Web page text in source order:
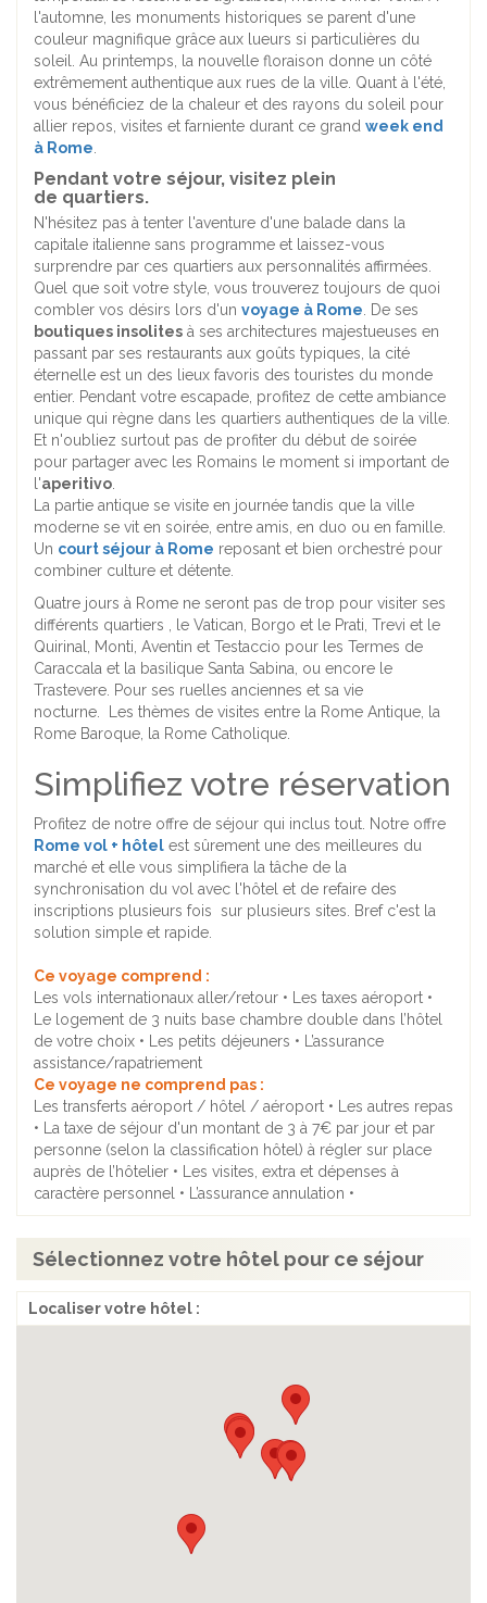
l'automne, les monuments historiques se parent d'une
couleur magnifique grâce aux lueurs si particulières du
soleil. Au printemps, la nouvelle floraison donne un côté
extrêmement authentique aux rues de la ville. Quant à l'été,
vous bénéficiez de la chaleur et des rayons du soleil pour
allier repos, visites et farniente durant ce grand week end
à Rome
Pendant votre séjour, visitez plein
de quartiers.
N'hésitez pas à tenter l'aventure d'une balade dans la
capitale italienne sans programme et laissez-vous
surprendre par ces quartiers aux personnalités affirmées.
Quel que soit votre style, vous trouverez toujours de quoi
combler vos désirs lors d'un voyage à Rome . De ses
boutiques insolites à ses architectures majestueuses en
passant par ses restaurants aux goûts typiques, la cité
éternelle est un des lieux favoris des touristes du monde
entier. Pendant votre escapade, profitez de cette ambiance
unique qui règne dans les quartiers authentiques de la ville.
Et n'oubliez surtout pas de profiter du début de soirée
pour partager avec les Romains le moment si important de
l'aperitivo
La partie antique se visite en journée tandis que la ville
moderne se vit en soirée, entre amis, en duo ou en famille.
Un court séjour à Rome reposant et bien orchestré pour
combiner culture et détente.
Quatre jours à Rome ne seront pas de trop pour visiter ses
différents quartiers , le Vatican, Borgo et le Prati, Trevi et le
Quirinal, Monti, Aventin et Testaccio pour les Termes de
Caraccala et la basilique Santa Sabina, ou encore le
Trastevere. Pour ses ruelles anciennes et sa vie
nocturne. Les thèmes de visites entre la Rome Antique, la
Rome Baroque, la Rome Catholique.
Simplifiez votre réservation
Profitez de notre offre de séjour qui inclus tout. Notre offre
Rome vol + hôtel est sûrement une des meilleures du
marché et elle vous simplifiera la tâche de la
synchronisation du vol avec l'hôtel et de refaire des
inscriptions plusieurs fois sur plusieurs sites. Bref c'est la
solution simple et rapide.
Ce voyage comprend :
Les vols internationaux aller/retour • Les taxes aéroport •
Le logement de 3 nuits base chambre double dans l’hôtel
de votre choix • Les petits déjeuners • L’assurance
assistance/rapatriement
Ce voyage ne comprend pas :
Les transferts aéroport / hôtel / aéroport • Les autres repas
• La taxe de séjour d'un montant de 3 à 7€ par jour et par
personne (selon la classification hôtel) à régler sur place
auprès de l’hôtelier • Les visites, extra et dépenses à
caractère personnel • L’assurance annulation •
Sélectionnez votre hôtel pour ce séjour
Localiser votre hôtel :